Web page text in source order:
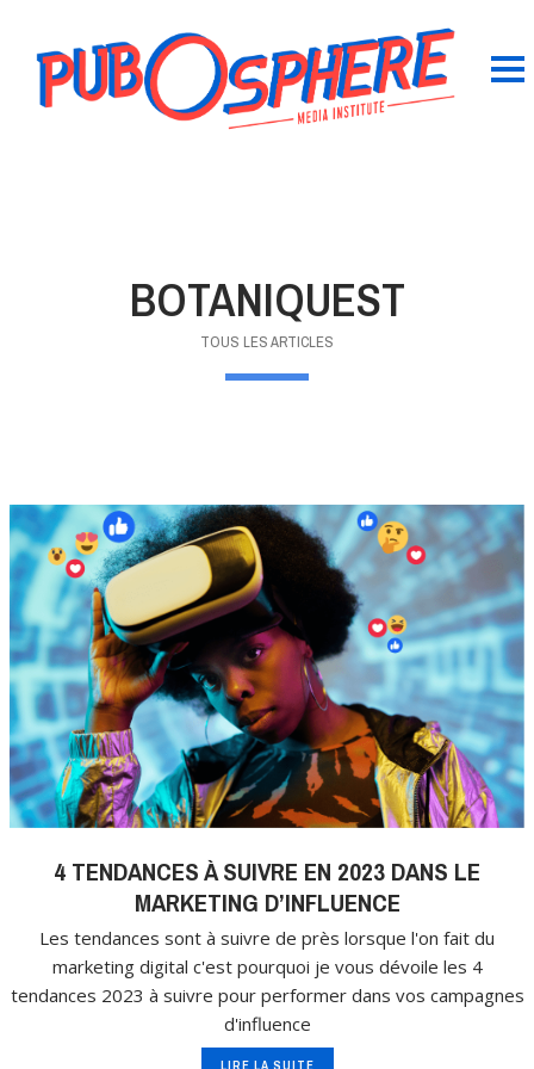
BOTANIQUEST
TOUS LES ARTICLES
4 TENDANCES À SUIVRE EN 2023 DANS LE
MARKETING D’INFLUENCE
Les tendances sont à suivre de près lorsque l'on fait du
marketing digital c'est pourquoi je vous dévoile les 4
tendances 2023 à suivre pour performer dans vos campagnes
d'influence
LIRE LA SUITE